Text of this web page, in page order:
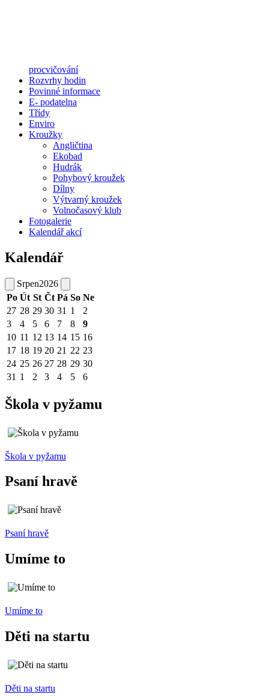
procvičování
Rozvrhy hodin
Povinné informace
E- podatelna
Třídy
Enviro
Kroužky
Angličtina
Ekobad
Hudrák
Pohybový kroužek
Dílny
Výtvarný kroužek
Volnočasový klub
Fotogalerie
Kalendář akcí
Kalendář
Srpen2026
Po Út St Čt Pá So Ne
27 28 29 30 31 1
2
3
4 5 6 7 8
9
10 11 12 13 14 15 16
17 18 19 20 21 22 23
24 25 26 27 28 29 30
31 1 2 3 4 5 6
Škola v pyžamu
Škola v pyžamu
Psaní hravě
Psaní hravě
Umíme to
Umíme to
Děti na startu
Děti na startu